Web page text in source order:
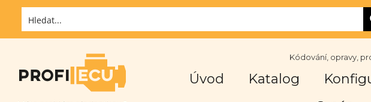
Kódování, opravy,
Úvod Katalog